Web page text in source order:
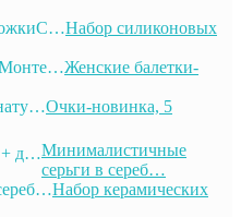
Набор силиконовых
Женские балетки-
Очки-новинка, 5
Минималистичные
серьги в сереб…
Набор керамических